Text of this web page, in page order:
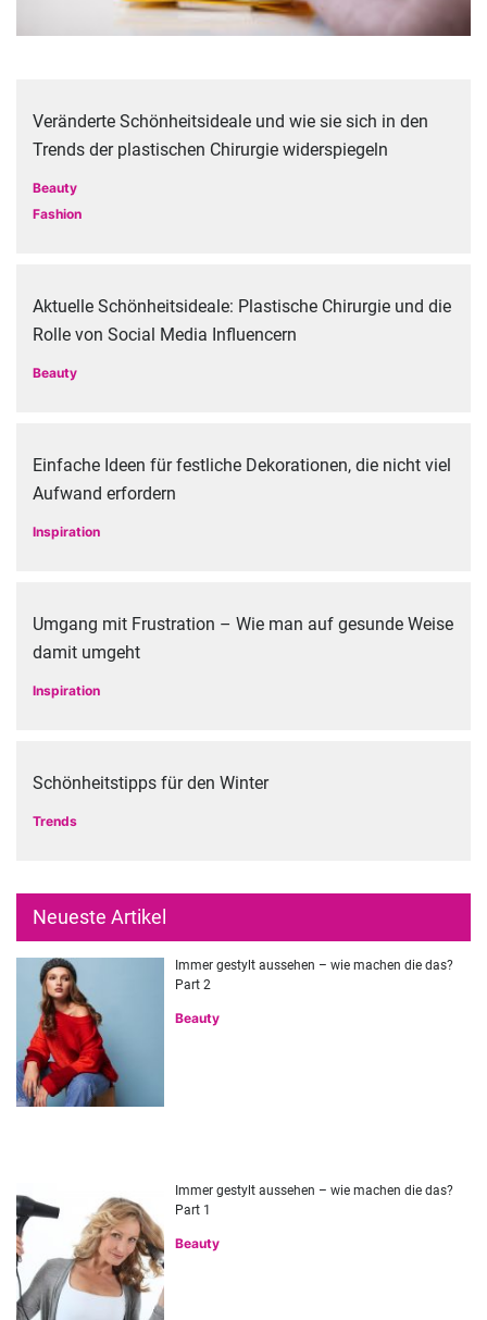
Veränderte Schönheitsideale und wie sie sich in den
Trends der plastischen Chirurgie widerspiegeln
Beauty
Fashion
Aktuelle Schönheitsideale: Plastische Chirurgie und die
Rolle von Social Media Influencern
Beauty
Einfache Ideen für festliche Dekorationen, die nicht viel
Aufwand erfordern
Inspiration
Umgang mit Frustration – Wie man auf gesunde Weise
damit umgeht
Inspiration
Schönheitstipps für den Winter
Trends
Neueste Artikel
Immer gestylt aussehen – wie machen die das?
Part 2
Beauty
Immer gestylt aussehen – wie machen die das?
Part 1
Beauty